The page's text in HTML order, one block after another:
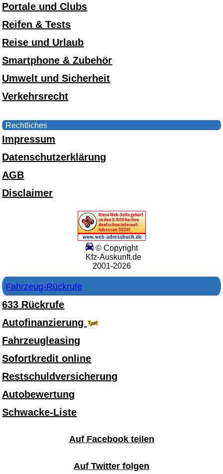
Portale und Clubs
Reifen & Tests
Reise und Urlaub
Smartphone & Zubehör
Umwelt und Sicherheit
Verkehrsrecht
Rechtliches
Impressum
Datenschutzerklärung
AGB
Disclaimer
© Copyright
Kfz-Auskunft.de
2001-2026
Fahrzeug-Rückrufe
633 Rückrufe
Autofinanzierung
Fahrzeugleasing
Sofortkredit online
Restschuldversicherung
Autobewertung
Schwacke-Liste
Auf Facebook teilen
Auf Twitter folgen